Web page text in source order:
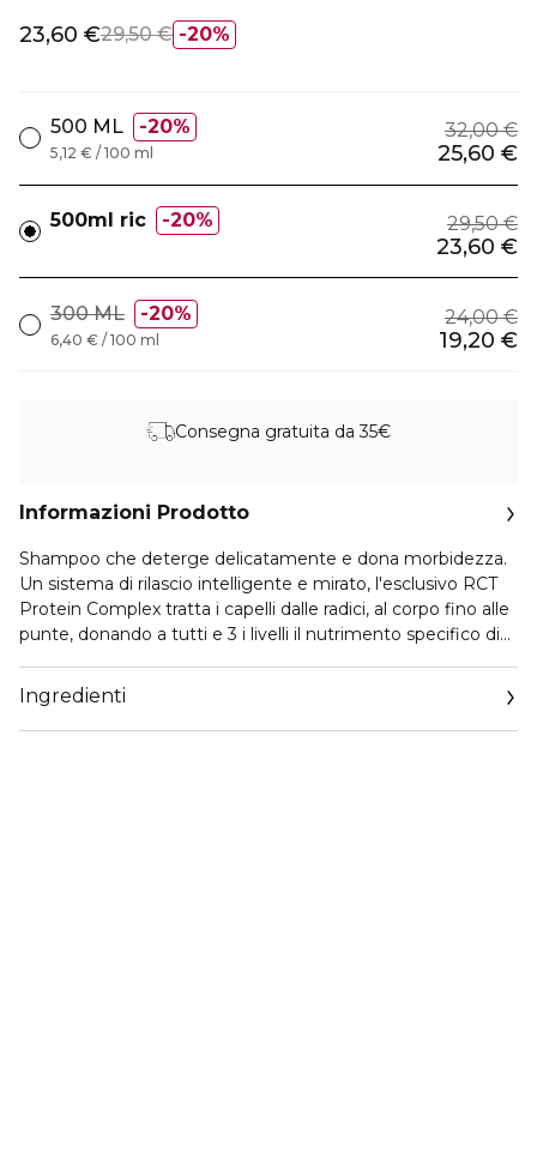
20%
23,60 €29,50 €
500 ML 20% 32,00 €
25,60 €
5,12 € / 100 ml
500ml ric 20% 29,50 €
23,60 €
300 ML 20% 24,00 €
19,20 €
6,40 € / 100 ml
Consegna gratuita da 35€
Informazioni Prodotto
Shampoo che deterge delicatamente e dona morbidezza.
Un sistema di rilascio intelligente e mirato, l'esclusivo RCT
Protein Complex tratta i capelli dalle radici, al corpo fino alle
punte, donando a tutti e 3 i livelli il nutrimento specifico di
Ingredienti